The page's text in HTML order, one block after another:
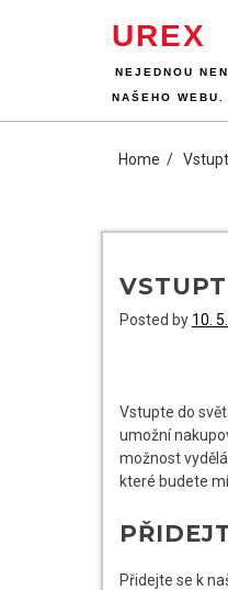
UREX
NEJEDNOU
NAŠEHO WEBU.
Home
Posted by 10.
Vstupte do
umožní
možnost
které budete
Přidejte se k